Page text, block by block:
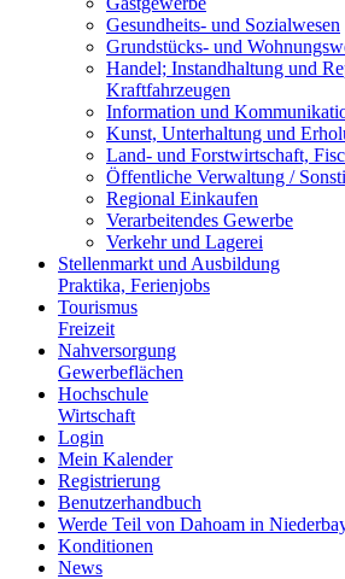
Gesundheits- und Sozialwesen
Grundstücks- und
Handel; Instandhaltung und
Kraftfahrzeugen
Information und
Kunst, Unterhaltung und
Land- und Forstwirtschaft,
Öffentliche Verwaltung /
Regional Einkaufen
Verarbeitendes Gewerbe
Verkehr und Lagerei
Stellenmarkt und Ausbildung
Praktika, Ferienjobs
Tourismus
Freizeit
Nahversorgung
Gewerbeflächen
Hochschule
Wirtschaft
Login
Mein Kalender
Registrierung
Benutzerhandbuch
Werde Teil von Dahoam in
Konditionen
News